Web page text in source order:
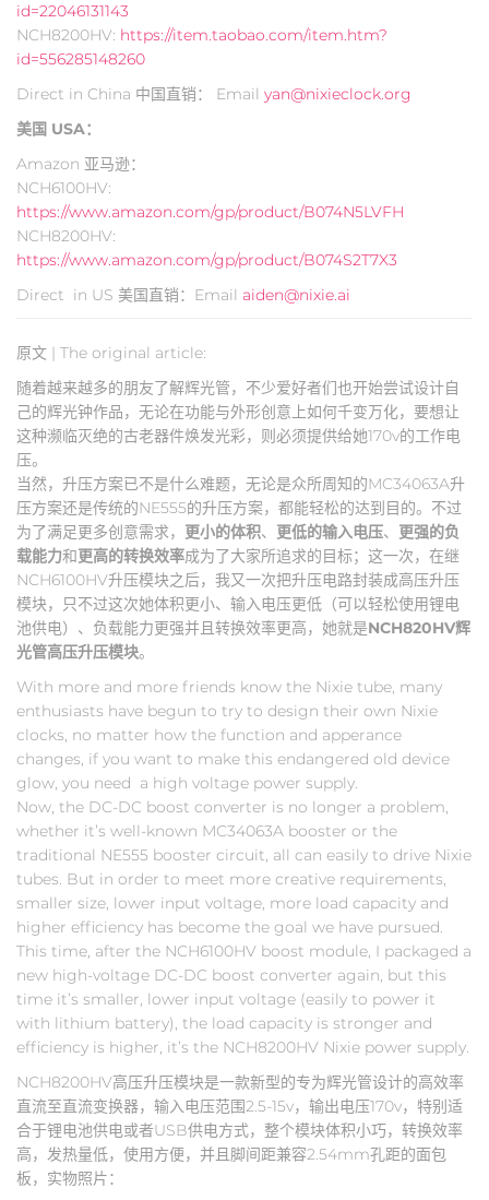
id=22046131143
NCH8200HV: https://item.taobao.com/item.htm?
id=556285148260
Direct in China 中国直销： Email yan@nixieclock.org
美国 USA：
Amazon 亚马逊：
NCH6100HV:
https://www.amazon.com/gp/product/B074N5LVFH
NCH8200HV:
https://www.amazon.com/gp/product/B074S2T7X3
Direct in US 美国直销：Email aiden@nixie.ai
原文 | The original article:
随着越来越多的朋友了解辉光管，不少爱好者们也开始尝试设计自
己的辉光钟作品，无论在功能与外形创意上如何千变万化，要想让
这种濒临灭绝的古老器件焕发光彩，则必须提供给她170v的工作电
压。
当然，升压方案已不是什么难题，无论是众所周知的MC34063A升
压方案还是传统的NE555的升压方案，都能轻松的达到目的。不过
为了满足更多创意需求， 更小的体积、 更低的输入电压、 更强的负
载能力和更高的转换效率成为了大家所追求的目标；这一次，在继
NCH6100HV升压模块之后，我又一次把升压电路封装成高压升压
模块，只不过这次她体积更小、输入电压更低（可以轻松使用锂电
池供电）、负载能力更强并且转换效率更高，她就是NCH820HV辉
光管高压升压模块。
With more and more friends know the Nixie tube, many
enthusiasts have begun to try to design their own Nixie
clocks, no matter how the function and apperance
changes, if you want to make this endangered old device
glow, you need a high voltage power supply.
Now, the DC-DC boost converter is no longer a problem,
whether it’s well-known MC34063A booster or the
traditional NE555 booster circuit, all can easily to drive Nixie
tubes. But in order to meet more creative requirements,
smaller size, lower input voltage, more load capacity and
higher efficiency has become the goal we have pursued.
This time, after the NCH6100HV boost module, I packaged a
new high-voltage DC-DC boost converter again, but this
time it’s smaller, lower input voltage (easily to power it
with lithium battery), the load capacity is stronger and
efficiency is higher, it’s the NCH8200HV Nixie power supply.
NCH8200HV高压升压模块是一款新型的专为辉光管设计的高效率
直流至直流变换器，输入电压范围2.5-15v，输出电压170v，特别适
合于锂电池供电或者USB供电方式，整个模块体积小巧，转换效率
高，发热量低，使用方便，并且脚间距兼容2.54mm孔距的面包
板，实物照片：